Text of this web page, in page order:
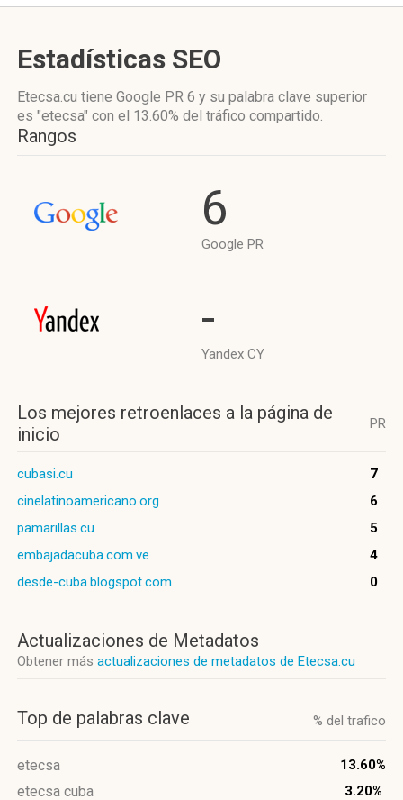
Estadísticas SEO
Etecsa.cu tiene Google PR 6 y su palabra clave superior
es "etecsa" con el 13.60% del tráfico compartido.
Rangos
6
Google PR
-
Yandex CY
Los mejores retroenlaces a la página de
inicio
PR
cubasi.cu
7
cinelatinoamericano.org
6
pamarillas.cu
5
embajadacuba.com.ve
4
desde-cuba.blogspot.com
0
Actualizaciones de Metadatos
Obtener más actualizaciones de metadatos de Etecsa.cu
Top de palabras clave % del trafico
etecsa 13.60%
etecsa cuba 3.20%